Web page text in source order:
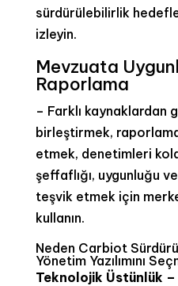
sürdürülebilirlik
izleyin.
Mevzuata
Raporlama
– Farklı kaynaklardan
birleştirmek,
etmek, denetimleri
şeffaflığı, uygunluğu
teşvik etmek için
kullanın.
Neden Carbiot
Yönetim Yazılımını
Teknolojik Üstünlük –